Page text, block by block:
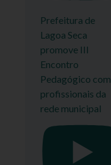
Prefeitura de
Lagoa Seca
promove III
Encontro
Pedagógico com
profissionais da
rede municipal